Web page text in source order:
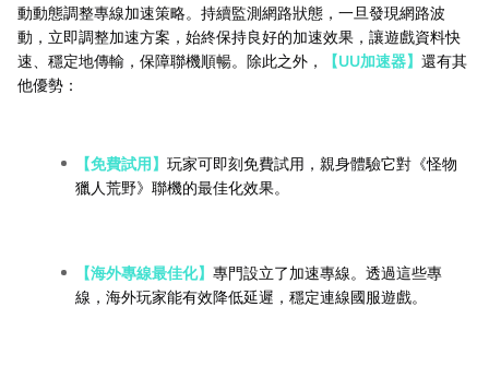
動動態調整專線加速策略。持續監測網路狀態，一旦發現網路波
動，立即調整加速方案，始終保持良好的加速效果，讓遊戲資料快
速、穩定地傳輸，保障聯機順暢。除此之外，
【UU加速器】 還有其
他優勢：
【免費試用】 玩家可即刻免費試用，親身體驗它對《怪物
獵人荒野》聯機的最佳化效果。
【海外專線最佳化】 專門設立了加速專線。透過這些專
線，海外玩家能有效降低延遲，穩定連線國服遊戲。